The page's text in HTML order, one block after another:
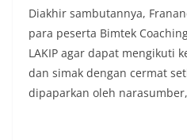
keramaian
diharapkan potensi
diantisipasi sejak
Kelurahan Sunggal
dan kondusif hingga
Kemerdekaan RI
Polri dengan
Diakhir sambutannya,
para peserta Bimtek
LAKIP agar dapat mengikuti
dan simak dengan cermat
dipaparkan oleh